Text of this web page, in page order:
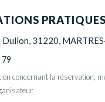
PRATIQUES
Dulion, 31220,
79
concernant la réservation,